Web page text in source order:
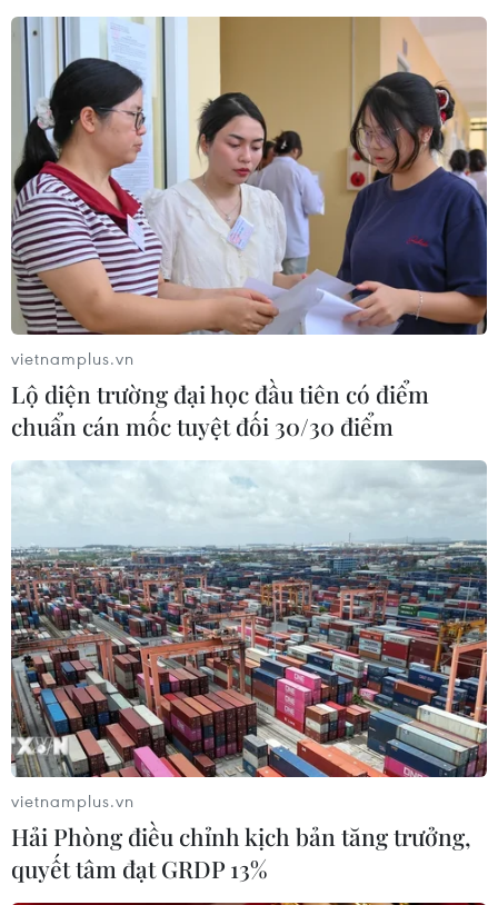
Giá dầu giảm mạnh sau diễn biến mới ở
Trung Đông
12/06/2026 00:30
Kết thúc phiên 11/6, giá dầu Brent giảm 2,9% xuống
90,38 USD/thùng, trong khi giá dầu ngọt nhẹ Mỹ (WTI)
giảm 2,6% xuống 87,71 USD/thùng.
Giá dầu châu Á tăng giữa lúc căng thẳng
Mỹ-Iran leo thang
11/06/2026 08:31
vietnamplus.vn
Lộ diện trường đại học đầu tiên có điểm
chuẩn cán mốc tuyệt đối 30/30 điểm
vietnamplus.vn
Hải Phòng điều chỉnh kịch bản tăng trưởng,
quyết tâm đạt GRDP 13%